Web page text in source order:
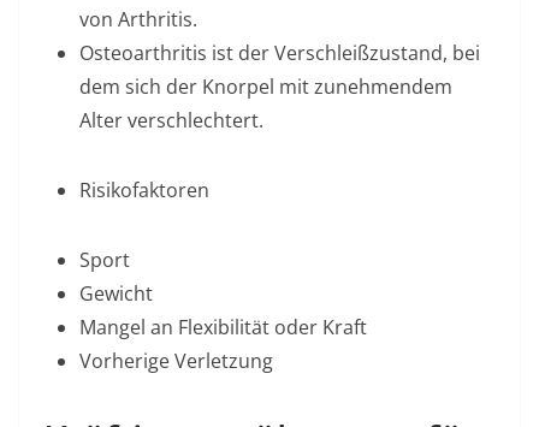
von Arthritis.
Osteoarthritis ist der Verschleißzustand, bei
dem sich der Knorpel mit zunehmendem
Alter verschlechtert.
Risikofaktoren
Sport
Gewicht
Mangel an Flexibilität oder Kraft
Vorherige Verletzung